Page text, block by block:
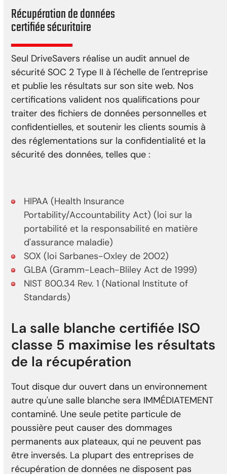
Récupération de données
certifiée sécuritaire
Seul DriveSavers réalise un audit annuel de
sécurité SOC 2 Type II à l'échelle de l'entreprise
et publie les résultats sur son site web. Nos
certifications valident nos qualifications pour
traiter des fichiers de données personnelles et
confidentielles, et soutenir les clients soumis à
des réglementations sur la confidentialité et la
sécurité des données, telles que :
HIPAA (Health Insurance
Portability/Accountability Act) (loi sur la
portabilité et la responsabilité en matière
d'assurance maladie)
SOX (loi Sarbanes-Oxley de 2002)
GLBA (Gramm-Leach-Bliley Act de 1999)
NIST 800.34 Rev. 1 (National Institute of
Standards)
La salle blanche certifiée ISO
classe 5 maximise les résultats
de la récupération
Tout disque dur ouvert dans un environnement
autre qu'une salle blanche sera IMMÉDIATEMENT
contaminé. Une seule petite particule de
poussière peut causer des dommages
permanents aux plateaux, qui ne peuvent pas
être inversés. La plupart des entreprises de
récupération de données ne disposent pas